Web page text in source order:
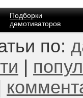
Подборки
демотиваторов
по: